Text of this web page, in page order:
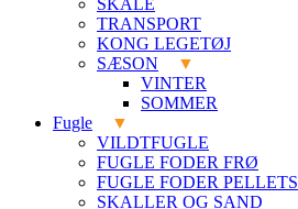
SKÅLE
TRANSPORT
KONG LEGETØJ
SÆSON
VINTER
SOMMER
Fugle
VILDTFUGLE
FUGLE FODER FRØ
FUGLE FODER PELLETS
SKALLER OG SAND